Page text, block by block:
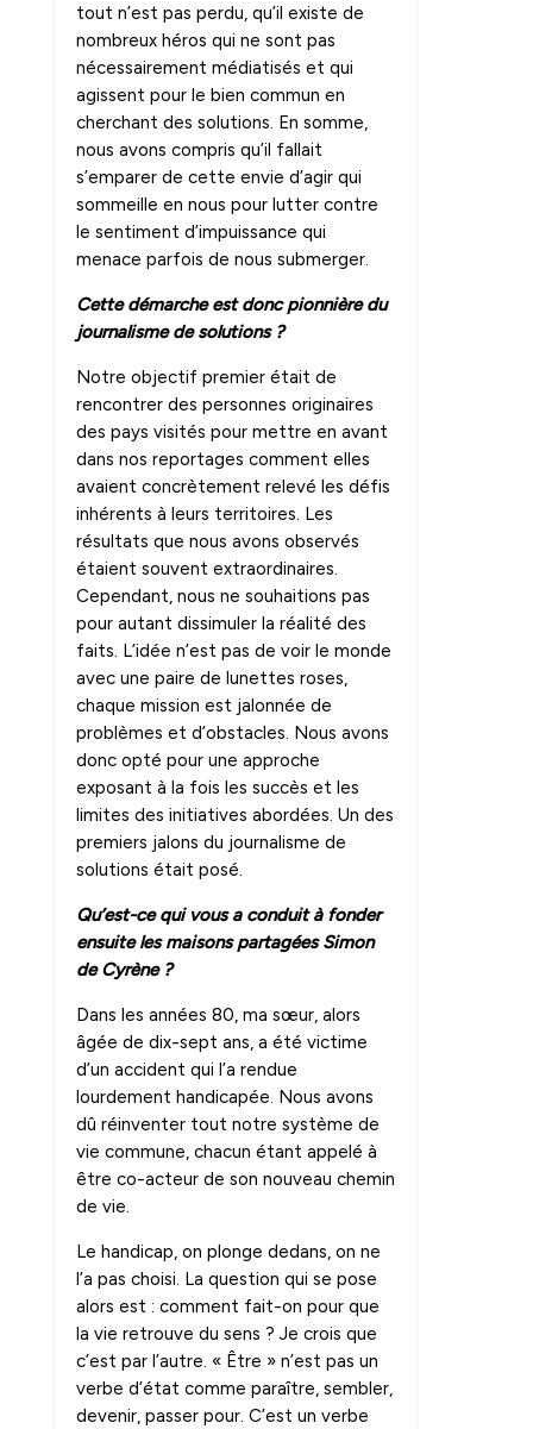
tout n’est pas perdu, qu’il existe de
nombreux héros qui ne sont pas
nécessairement médiatisés et qui
agissent pour le bien commun en
cherchant des solutions. En somme,
nous avons compris qu’il fallait
s’emparer de cette envie d’agir qui
sommeille en nous pour lutter contre
le sentiment d’impuissance qui
menace parfois de nous submerger.
Cette démarche est donc pionnière du
journalisme de solutions ?
Notre objectif premier était de
rencontrer des personnes originaires
des pays visités pour mettre en avant
dans nos reportages comment elles
avaient concrètement relevé les défis
inhérents à leurs territoires. Les
résultats que nous avons observés
étaient souvent extraordinaires.
Cependant, nous ne souhaitions pas
pour autant dissimuler la réalité des
faits. L’idée n’est pas de voir le monde
avec une paire de lunettes roses,
chaque mission est jalonnée de
problèmes et d’obstacles. Nous avons
donc opté pour une approche
exposant à la fois les succès et les
limites des initiatives abordées. Un des
premiers jalons du journalisme de
solutions était posé.
Qu’est-ce qui vous a conduit à fonder
ensuite les maisons partagées Simon
de Cyrène ?
Dans les années 80, ma sœur, alors
âgée de dix-sept ans, a été victime
d’un accident qui l’a rendue
lourdement handicapée. Nous avons
dû réinventer tout notre système de
vie commune, chacun étant appelé à
être co-acteur de son nouveau chemin
de vie.
Le handicap, on plonge dedans, on ne
l’a pas choisi. La question qui se pose
alors est : comment fait-on pour que
la vie retrouve du sens ? Je crois que
c’est par l’autre. « Être » n’est pas un
verbe d’état comme paraître, sembler,
devenir, passer pour. C’est un verbe